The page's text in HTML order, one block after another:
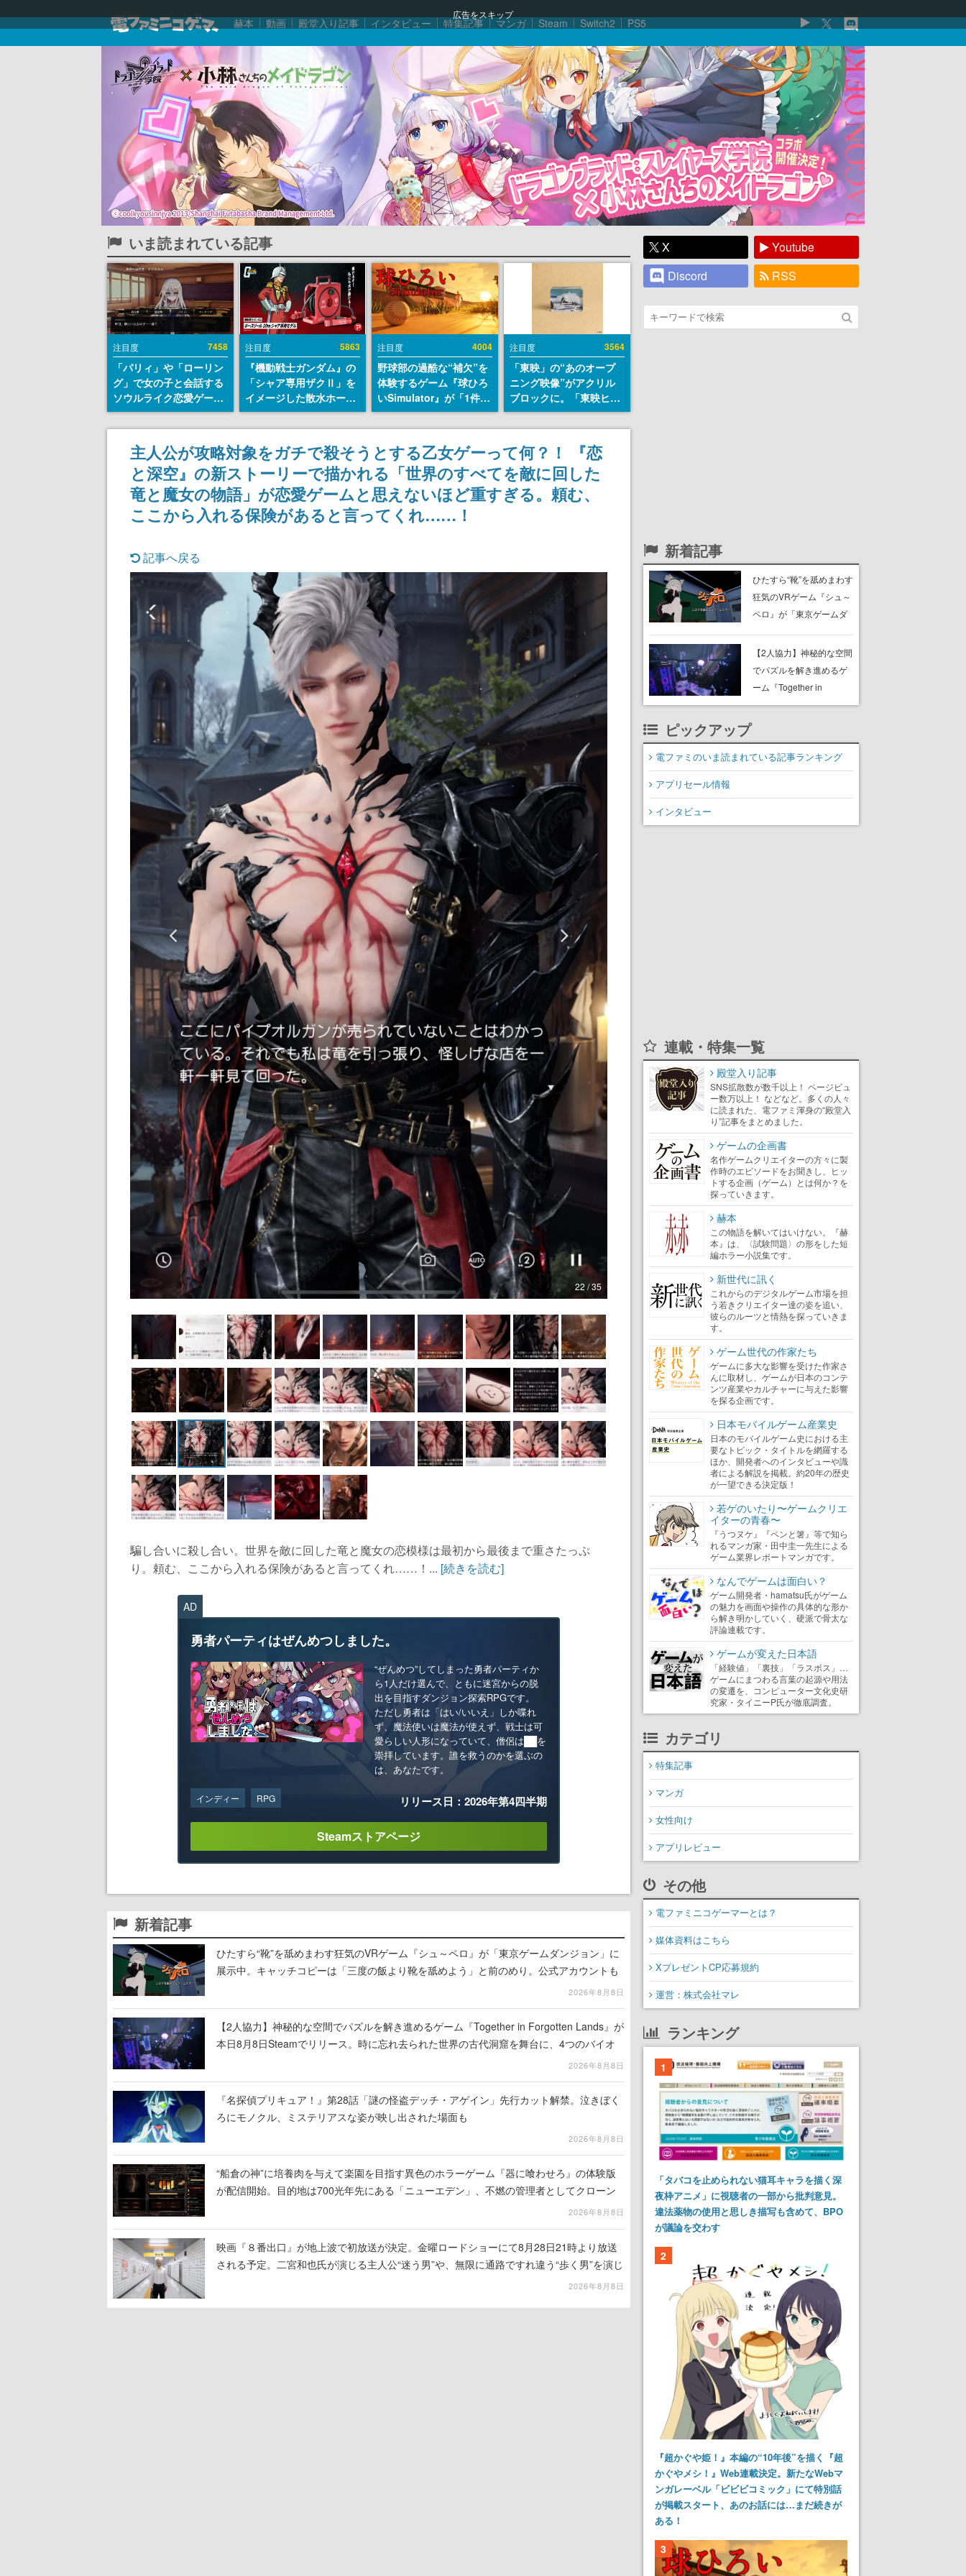
広告をスキップ
赫本 動画 殿堂入り記事 インタビュー 特集記事 マンガ Steam Switch2 PS5
いま読まれている記事
注目度 7458
「パリィ」や「ローリン
グ」で女の子と会話する
ソウルライク恋愛ゲーム
『小早川さんはソウルラ
イク』無料公開。返事に
失敗すると「YOU
DIED」
注目度 5863
『機動戦士ガンダム』の
「シャア専用ザクⅡ」を
イメージした散水ホース
リールが予約開始。本体
にはシャアのパーソナル
マークやジオン公国軍の
エンブレム、型式番号な
どを配置
注目度 4004
野球部の過酷な“補欠”を
体験するゲーム『球ひろ
いSimulator』が「1件」
のウィッシュリストをも
とにチェコ語に対応し
SNSで話題に。『キング
ダム・カム』開発元やチ
ェコのプロ野球選手から
称賛の声
注目度 3564
「東映」の“あのオープ
ニング映像”がアクリル
ブロックに。「東映ヒス
トリカル グッズコレクシ
ョン」が8月下旬より発
売
主人公が攻略対象をガチで殺そうとする乙女ゲーって何？！ 『恋
と深空』の新ストーリーで描かれる「世界のすべてを敵に回した
竜と魔女の物語」が恋愛ゲームと思えないほど重すぎる。頼む、
ここから入れる保険があると言ってくれ……！
記事へ戻る
22 / 35
騙し合いに殺し合い。世界を敵に回した竜と魔女の恋模様は最初から最後まで重さたっぷ
り。頼む、ここから入れる保険があると言ってくれ……！... [続きを読む]
AD
勇者パーティはぜんめつしました。
“ぜんめつ”してしまった勇者パーティか
ら1人だけ選んで、ともに迷宮からの脱
出を目指すダンジョン探索RPGです。
ただし勇者は「はい/いいえ」しか喋れ
ず、魔法使いは魔法が使えず、戦士は可
愛らしい人形になっていて、僧侶は██を
崇拝しています。誰を救うのかを選ぶの
は、あなたです。
インディー RPG リリース日：2026年第4四半期
Steamストアページ
新着記事
ひたすら“靴”を舐めまわす狂気のVRゲーム『シュ～ペロ』が「東京ゲームダンジョン」に
展示中。キャッチコピーは「三度の飯より靴を舐めよう」と前のめり。公式アカウントも
2026年8月8日
【2人協力】神秘的な空間でパズルを解き進めるゲーム『Together in Forgotten Lands』が
本日8月8日Steamでリリース。時に忘れ去られた世界の古代洞窟を舞台に、4つのバイオ
2026年8月8日
『名探偵プリキュア！』第28話「謎の怪盗デッチ・アゲイン」先行カット解禁。泣きぼく
ろにモノクル、ミステリアスな姿が映し出された場面も
2026年8月8日
“船倉の神”に培養肉を与えて楽園を目指す異色のホラーゲーム『器に喰わせろ』の体験版
が配信開始。目的地は700光年先にある「ニューエデン」、不燃の管理者としてクローン
2026年8月8日
映画『８番出口』が地上波で初放送が決定。金曜ロードショーにて8月28日21時より放送
される予定。二宮和也氏が演じる主人公“迷う男”や、無限に通路ですれ違う“歩く男”を演じ
2026年8月8日
X
Youtube
Discord
RSS
新着記事
ひたすら“靴”を舐めまわす
狂気のVRゲーム『シュ～
ペロ』が「東京ゲームダ
ャッチコピーは「三度の
飯より靴を舐めよう」と
前のめり。公式アカウン
【2人協力】神秘的な空間
でパズルを解き進めるゲ
ーム『Together in
Forgotten Lands』が本日
界の古代洞窟を舞台に、4
つのバイオームを探索し
ピックアップ
電ファミのいま読まれている記事ランキング
アプリセール情報
インタビュー
連載・特集一覧
殿堂入り記事
SNS拡散数が数千以上！ ページビュ
ー数万以上！ などなど。多くの人々
に読まれた、電ファミ渾身の“殿堂入
り”記事をまとめました。
ゲームの企画書
名作ゲームクリエイターの方々に製
作時のエピソードをお聞きし、ヒッ
トする企画（ゲーム）とは何か？を
探っていきます。
赫本
この物語を解いてはいけない。『赫
本』は、〈試験問題〉の形をした短
編ホラー小説集です。
新世代に訊く
これからのデジタルゲーム市場を担
う若きクリエイター達の姿を追い、
彼らのルーツと情熱を探っていきま
す。
ゲーム世代の作家たち
ゲームに多大な影響を受けた作家さ
んに取材し、ゲームが日本のコンテ
ンツ産業やカルチャーに与えた影響
を探る企画です。
日本モバイルゲーム産業史
日本のモバイルゲーム史における主
要なトピック・タイトルを網羅する
ほか、開発者へのインタビューや識
者による解説を掲載。約20年の歴史
が一望できる決定版！
若ゲのいたり〜ゲームクリエ
イターの青春〜
『うつヌケ』『ペンと箸』等で知ら
れるマンガ家・田中圭一先生による
ゲーム業界レポートマンガです。
なんでゲームは面白い？
ゲーム開発者・hamatsu氏がゲーム
の魅力を画面や操作の具体的な形か
ら解き明かしていく、硬派で骨太な
評論連載です。
ゲームが変えた日本語
「経験値」「裏技」「ラスボス」…
ゲームにまつわる言葉の起源や用法
の変遷を、コンピューター文化史研
究家・タイニーP氏が徹底調査。
カテゴリ
特集記事
マンガ
女性向け
アプリレビュー
その他
電ファミニコゲーマーとは？
媒体資料はこちら
XプレゼントCP応募規約
運営：株式会社マレ
ランキング
1
「タバコを止められない猫耳キャラを描く深
夜枠アニメ」に視聴者の一部から批判意見。
違法薬物の使用と思しき描写も含めて、BPO
が議論を交わす
2
『超かぐや姫！』本編の“10年後”を描く『超
かぐやメシ！』Web連載決定。新たなWebマ
ンガレーベル「ビビビコミック」にて特別話
が掲載スタート、あのお話には…まだ続きが
ある！
3